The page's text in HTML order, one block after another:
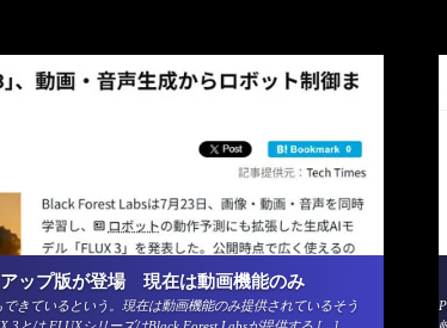
アップ版が登場 現在は動画機能のみ
きているという。現在は動画機能のみ提供されているそう